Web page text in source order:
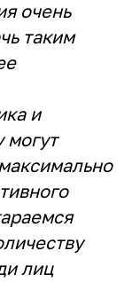
очень
таким
и
могут
лиц